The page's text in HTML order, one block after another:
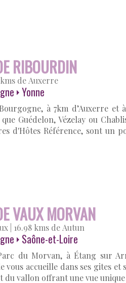
RIBOURDIN
kms de Auxerre
Yonne
à 7km d’Auxerre et
Guédelon, Vézelay ou
d'Hôtes Référence, sont un
VAUX MORVAN
16.98 kms de Autun
Saône-et-Loire
du Morvan, à Étang sur
vous accueille dans ses gites
du vallon offrant une vue